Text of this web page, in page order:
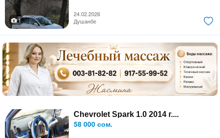
24.02.2026
1
Душанбе
Chevrolet Spark 1.0 2014 г....
58 000 сом.